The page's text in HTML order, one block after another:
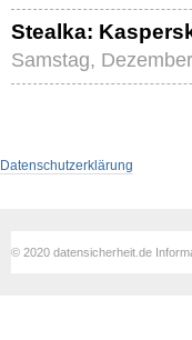
Stealka:
Samstag,
Datenschutzerklärung
© 2020 datensicherheit.de